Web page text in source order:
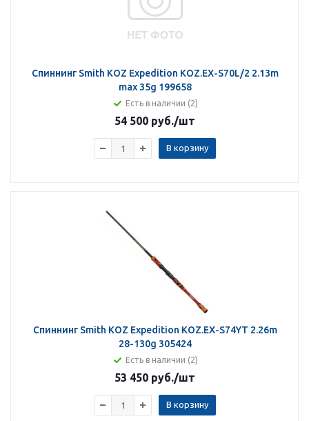
Спиннинг Smith KOZ Expedition KOZ.EX-S70L/2 2.13m
max 35g 199658
Есть в наличии (2)
54 500 руб./шт
В корзину
Спиннинг Smith KOZ Expedition KOZ.EX-S74YT 2.26m
28-130g 305424
Есть в наличии (2)
53 450 руб./шт
В корзину